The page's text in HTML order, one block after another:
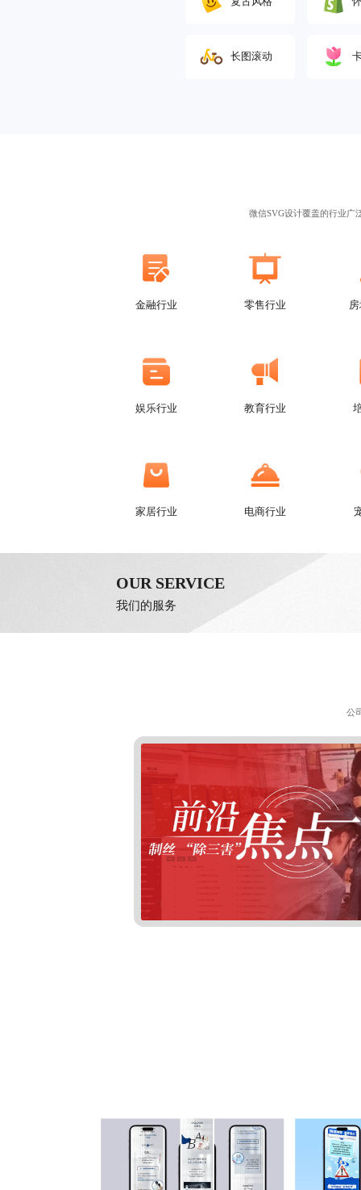
‌长图滚动
微信SVG设计覆盖的行业广
金融行业 零售行业
娱乐行业 教育行业
家居行业 电商行业
OUR SERVICE
我们的服务
公